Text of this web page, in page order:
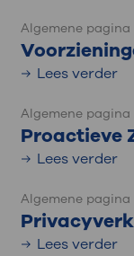
Algemene pagina
Lees verder
Algemene pagina
Proactieve
Lees verder
Algemene pagina
Lees verder